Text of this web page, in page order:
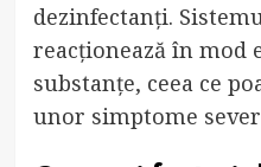
dezinfectanți.
reacționează în mod
substanțe, ceea ce
unor simptome